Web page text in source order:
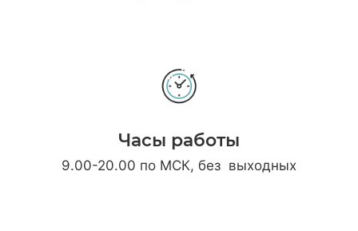
Часы работы
9.00-20.00 по МСК, без выходных